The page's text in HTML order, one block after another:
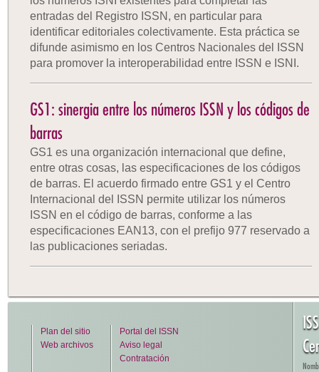
entradas del Registro ISSN, en particular para
identificar editoriales colectivamente. Esta práctica se
difunde asimismo en los Centros Nacionales del ISSN
para promover la interoperabilidad entre ISSN e ISNI.
GS1: sinergia entre los números ISSN y los códigos de
barras
GS1 es una organización internacional que define,
entre otras cosas, las especificaciones de los códigos
de barras. El acuerdo firmado entre GS1 y el Centro
Internacional del ISSN permite utilizar los números
ISSN en el código de barras, conforme a las
especificaciones EAN13, con el prefijo 977 reservado a
las publicaciones seriadas.
Plan del sitio
Web archivos
Portal del ISSN
Aviso legal
Contratación